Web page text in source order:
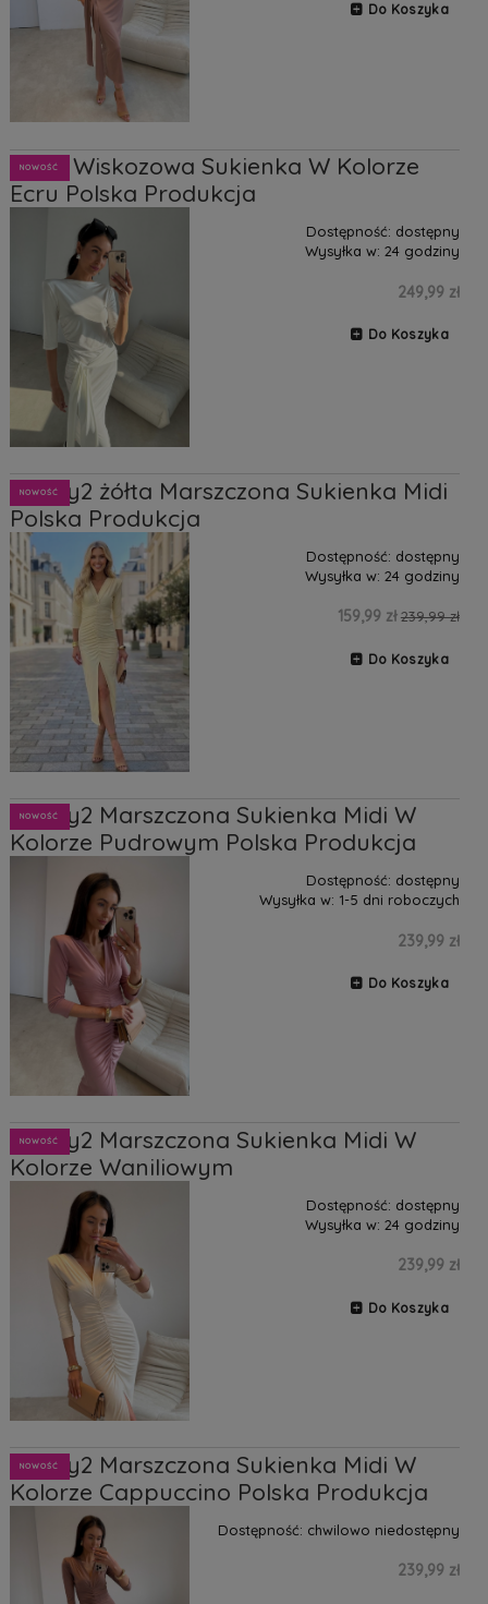
Do Koszyka
Mila2 Wiskozowa Sukienka W Kolorze
Ecru Polska Produkcja
Dostępność: dostępny
Wysyłka w: 24 godziny
249,99 zł
Do Koszyka
NOWOŚĆ
Classy2 żółta Marszczona Sukienka Midi
Polska Produkcja
Dostępność: dostępny
Wysyłka w: 24 godziny
159,99 zł 239,99 zł
Do Koszyka
NOWOŚĆ
Classy2 Marszczona Sukienka Midi W
Kolorze Pudrowym Polska Produkcja
Dostępność: dostępny
Wysyłka w: 1-5 dni roboczych
239,99 zł
Do Koszyka
NOWOŚĆ
Classy2 Marszczona Sukienka Midi W
Kolorze Waniliowym
Dostępność: dostępny
Wysyłka w: 24 godziny
239,99 zł
Do Koszyka
NOWOŚĆ
Classy2 Marszczona Sukienka Midi W
Kolorze Cappuccino Polska Produkcja
Dostępność: chwilowo niedostępny
239,99 zł
NOWOŚĆ